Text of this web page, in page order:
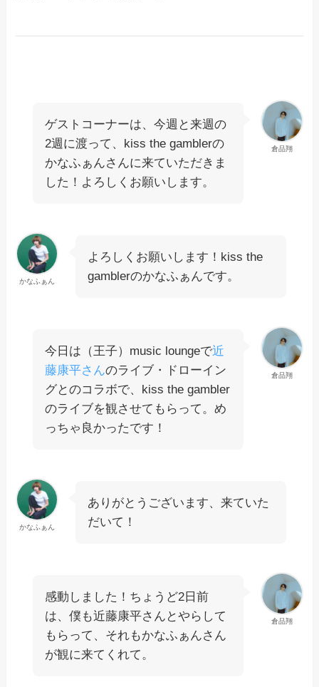
倉品翔
ゲストコーナーは、今週と来週の
2週に渡って、kiss the gamblerの
かなふぁんさんに来ていただきま
した！よろしくお願いします。
かなふぁん
よろしくお願いします！kiss the
gamblerのかなふぁんです。
倉品翔
今日は（王子）music loungeで近
藤康平さんのライブ・ドローイン
グとのコラボで、kiss the gambler
のライブを観させてもらって。め
っちゃ良かったです！
かなふぁん
ありがとうございます、来ていた
だいて！
倉品翔
感動しました！ちょうど2日前
は、僕も近藤康平さんとやらして
もらって、それもかなふぁんさん
が観に来てくれて。